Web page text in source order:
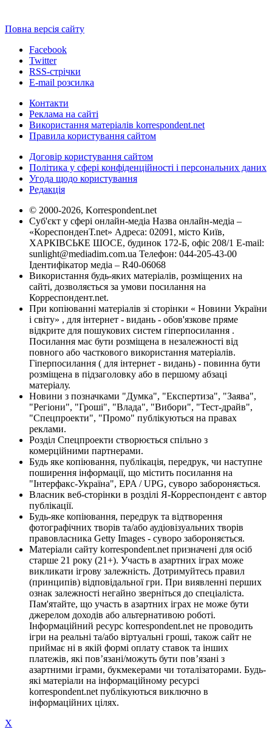
Повна версія сайту
Facebook
Twitter
RSS-стрічки
E-mail розсилка
Контакти
Реклама на сайті
Використання матеріалів korrespondent.net
Правила користування сайтом
Договір користування сайтом
Політика у сфері конфіденційності і персональних даних
Угода щодо користування
Редакція
© 2000-2026, Korrespondent.net
Суб'єкт у сфері онлайн-медіа Назва онлайн-медіа –
«КореспонденТ.net» Адреса: 02091, місто Київ,
ХАРКІВСЬКЕ ШОСЕ, будинок 172-Б, офіс 208/1 E-mail:
sunlight@mediadim.com.ua Телефон: 044-205-43-00
Ідентифікатор медіа – R40-06068
Використання будь-яких матеріалів, розміщених на
сайті, дозволяється за умови посилання на
Корреспондент.net.
При копіюванні матеріалів зі сторінки « Новини України
і світу» , для інтернет - видань - обов'язкове пряме
відкрите для пошукових систем гіперпосилання .
Посилання має бути розміщена в незалежності від
повного або часткового використання матеріалів.
Гіперпосилання ( для інтернет - видань) - повинна бути
розміщена в підзаголовку або в першому абзаці
матеріалу.
Новини з позначками "Думка", "Експертиза", "Заява",
"Регіони", "Гроші", "Влада", "Вибори", "Тест-драйв",
"Спецпроекти", "Промо" публікуються на правах
реклами.
Розділ Спецпроекти створюється спільно з
комерційними партнерами.
Будь яке копіювання, публікація, передрук, чи наступне
поширення інформації, що містить посилання на
"Інтерфакс-Україна", EPA / UPG, суворо забороняється.
Власник веб-сторінки в розділі Я-Корреспондент є автор
публікації.
Будь-яке копіювання, передрук та відтворення
фотографічних творів та/або аудіовізуальних творів
правовласника Getty Images - суворо забороняється.
Матеріали сайту korrespondent.net призначені для осіб
старше 21 року (21+). Участь в азартних іграх може
викликати ігрову залежність. Дотримуйтесь правил
(принципів) відповідальної гри. При виявленні перших
ознак залежності негайно зверніться до спеціаліста.
Пам'ятайте, що участь в азартних іграх не може бути
джерелом доходів або альтернативою роботі.
Інформаційний ресурс korrespondent.net не проводить
ігри на реальні та/або віртуальні гроші, також сайт не
приймає ні в якій формі оплату ставок та інших
платежів, які пов’язані/можуть бути пов’язані з
азартними іграми, букмекерами чи тоталізаторами. Будь-
які матеріали на інформаційному ресурсі
korrespondent.net публікуються виключно в
інформаційних цілях.
X